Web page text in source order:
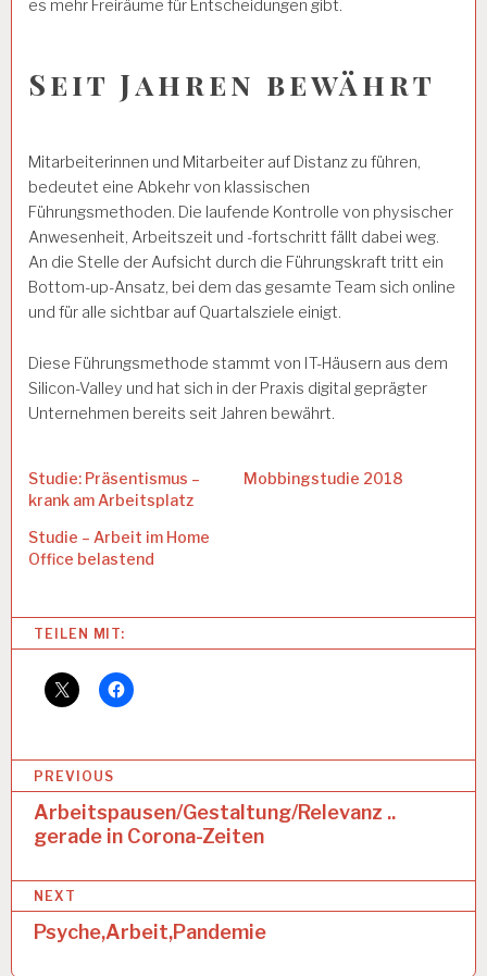
es mehr Freiräume für Entscheidungen gibt.
Seit Jahren bewährt
Mitarbeiterinnen und Mitarbeiter auf Distanz zu führen,
bedeutet eine Abkehr von klassischen
Führungsmethoden. Die laufende Kontrolle von physischer
Anwesenheit, Arbeitszeit und -fortschritt fällt dabei weg.
An die Stelle der Aufsicht durch die Führungskraft tritt ein
Bottom-up-Ansatz, bei dem das gesamte Team sich online
und für alle sichtbar auf Quartalsziele einigt.
Diese Führungsmethode stammt von IT-Häusern aus dem
Silicon-Valley und hat sich in der Praxis digital geprägter
Unternehmen bereits seit Jahren bewährt.
Studie: Präsentismus –
krank am Arbeitsplatz
Mobbingstudie 2018
Studie – Arbeit im Home
Office belastend
Categories:
T
E
-
W
O
C
E
A
R
TEILEN MIT:
B
t
r
PREVIOUS
Arbeitspausen/Gestaltung/Relevanz ..
gerade in Corona-Zeiten
NEXT
Psyche,Arbeit,Pandemie